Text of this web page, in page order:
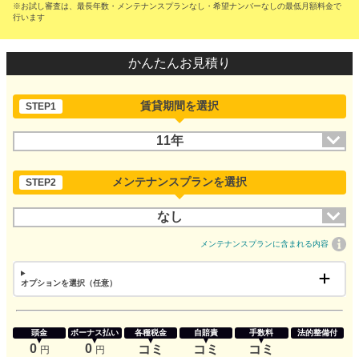
※お試し審査は、最長年数・メンテナンスプランなし・希望ナンバーなしの最低月額料金で
行います
かんたんお見積り
STEP1 賃貸期間を選択
11年
STEP2 メンテナンスプランを選択
なし
メンテナンスプランに含まれる内容
オプションを選択（任意）
頭金
0 円
ボーナス払い
0 円
各種税金
コミ
自賠責
コミ
手数料
コミ
法的整備付